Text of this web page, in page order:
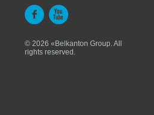
© 2026 «Belkanton Group. All
rights reserved.